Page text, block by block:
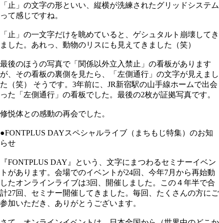
「止」の文字の形といい、縦横が洗練されたグリッドシステム
って感じですね。
「止」の一文字だけを眺めていると、ゲシュタルト崩壊してき
ました。あれっ、動物のリスにも見えてきました（笑）
最後のほうの写真で「関係以外立入禁止」の看板があります
が、その看板の裏側を見たら、「左側通行」の文字が見えまし
た（笑） そうです。3年前に、JR新宿駅の山手線ホームで出会
った「左側通行」の看板でした。最後の2枚が証拠写真です。
修悦体との感動の再会でした。
●FONTPLUS DAYスペシャルライブ（まちもじ特集）のお知
らせ
『FONTPLUS DAY』という、文字にまつわるセミナーイベン
トがあります。会場でのイベントが24回、今年7月から再始動
したオンラインライブは3回、開催しました。この４年半で合
計27回、セミナー開催してきました。毎回、たくさんの方にご
参加いただき、ありがとうございます。